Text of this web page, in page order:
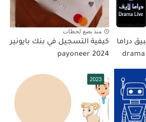
دراما
منذ بضع لحظات
كيفية التسجيل في بنك بايونير
2023